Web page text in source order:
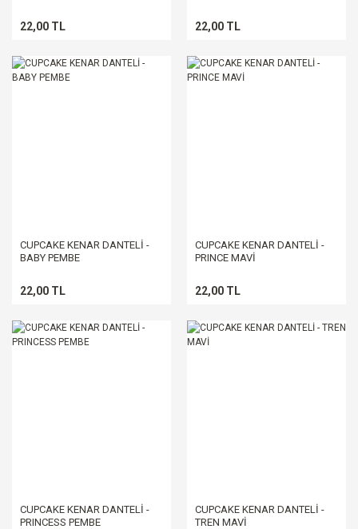
22,00 TL 22,00 TL
CUPCAKE KENAR DANTELİ -
BABY PEMBE
22,00 TL
CUPCAKE KENAR DANTELİ -
PRINCE MAVİ
22,00 TL
CUPCAKE KENAR DANTELİ -
PRINCESS PEMBE
CUPCAKE KENAR DANTELİ -
TREN MAVİ